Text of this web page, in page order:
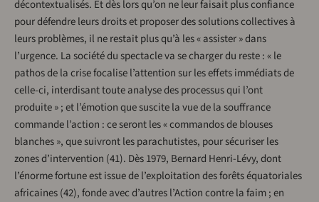
décontextualisés. Et dès lors qu’on ne leur faisait plus confiance
pour défendre leurs droits et proposer des solutions collectives à
leurs problèmes, il ne restait plus qu’à les « assister » dans
l’urgence. La société du spectacle va se charger du reste : « le
pathos de la crise focalise l’attention sur les effets immédiats de
celle-ci, interdisant toute analyse des processus qui l’ont
produite » ; et l’émotion que suscite la vue de la souffrance
commande l’action : ce seront les « commandos de blouses
blanches », que suivront les parachutistes, pour sécuriser les
zones d’intervention (41). Dès 1979, Bernard Henri-Lévy, dont
l’énorme fortune est issue de l’exploitation des forêts équatoriales
africaines (42), fonde avec d’autres l’Action contre la faim ; en